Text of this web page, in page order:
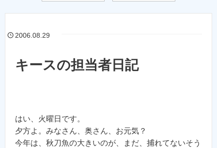
2006.08.29
キースの担当者日記
はい、火曜日です。
夕方よ。みなさん、奥さん、お元気？
今年は、秋刀魚の大きいのが、まだ、捕れてないそう